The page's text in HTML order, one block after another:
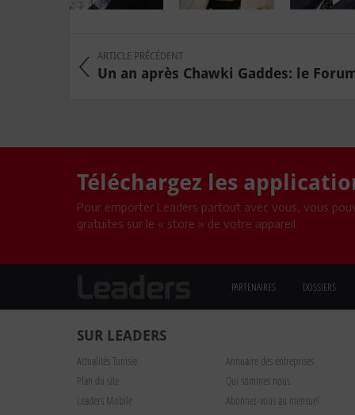
ARTICLE PRÉCÉDENT
Un an après Chawki Gaddes: le
Téléchargez les
Pour emporter Leaders partout avec vous, vous
gratuites sur le « store » de votre appareil.
PARTENAIRES DOSSIERS
SUR LEADERS
Actualités Tunisie Annuaire des entreprises
Plan du site
Qui sommes nous
Leaders Mobile
Abonnez-vous au mensuel